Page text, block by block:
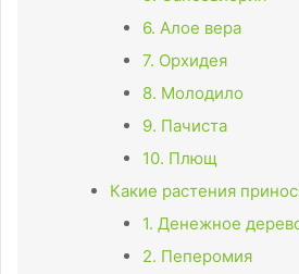
6. Алое вера
7. Орхидея
8. Молодило
9. Пачиста
10. Плющ
Какие растения
1. Денежное
2. Пеперомия